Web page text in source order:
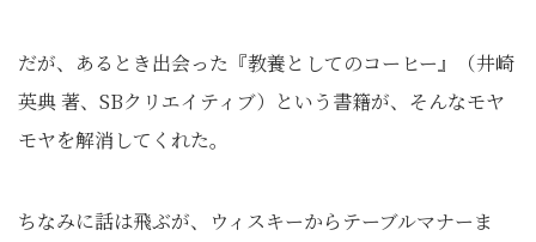
だが、あるとき出会った『教養としてのコーヒー』（井崎
英典 著、SBクリエイティブ）という書籍が、そんなモヤ
モヤを解消してくれた。
ちなみに話は飛ぶが、ウィスキーからテーブルマナーま